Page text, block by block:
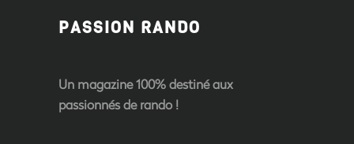
PASSION RANDO
Un magazine 100% destiné aux
passionnés de rando !